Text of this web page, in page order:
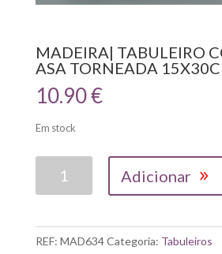
MADEIRA| TABULEIRO
ASA TORNEADA
10.90€
Em stock
COM
Adicionar
REF: MAD634Categoria: Tabuleiros